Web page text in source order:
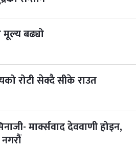
मूल्य बढ्यो
रोटी सेक्दै सीके राउत
मार्क्सवाद देववाणी होइन,